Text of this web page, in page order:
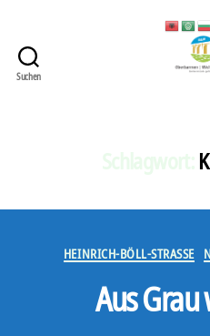
Suchen
HEINRICH-BÖLL-STRASSE
Aus